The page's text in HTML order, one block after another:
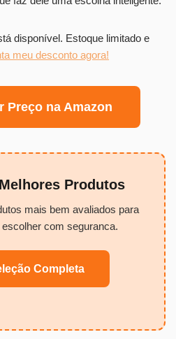
disponível. Estoque limitado e
meu desconto agora!
Preço na Amazon
Produtos
mais bem avaliados para
com seguranca.
Completa